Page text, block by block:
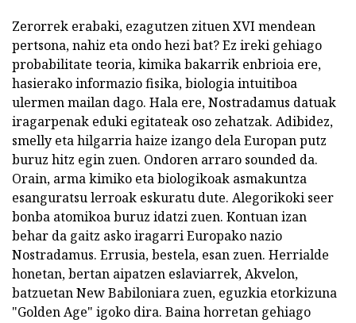
Zerorrek erabaki, ezagutzen zituen XVI mendean
pertsona, nahiz eta ondo hezi bat? Ez ireki gehiago
probabilitate teoria, kimika bakarrik enbrioia ere,
hasierako informazio fisika, biologia intuitiboa
ulermen mailan dago. Hala ere, Nostradamus datuak
iragarpenak eduki egitateak oso zehatzak. Adibidez,
smelly eta hilgarria haize izango dela Europan putz
buruz hitz egin zuen. Ondoren arraro sounded da.
Orain, arma kimiko eta biologikoak asmakuntza
esanguratsu lerroak eskuratu dute. Alegorikoki seer
bonba atomikoa buruz idatzi zuen. Kontuan izan
behar da gaitz asko iragarri Europako nazio
Nostradamus. Errusia, bestela, esan zuen. Herrialde
honetan, bertan aipatzen eslaviarrek, Akvelon,
batzuetan New Babiloniara zuen, eguzkia etorkizuna
"Golden Age" igoko dira. Baina horretan gehiago